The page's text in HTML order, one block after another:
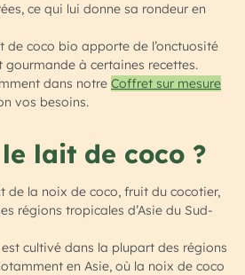
ce qui lui donne sa rondeur en
de coco bio apporte de l’onctuosité
à certaines recettes.
dans notre Coffret sur mesure
vos besoins.
le lait de coco ?
de la noix de coco, fruit du cocotier,
régions tropicales d’Asie du Sud-
est cultivé dans la plupart des régions
en Asie, où la noix de coco